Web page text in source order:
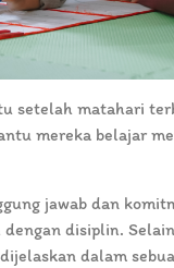
setelah matahari
mereka belajar
jawab dan
disiplin.
dalam